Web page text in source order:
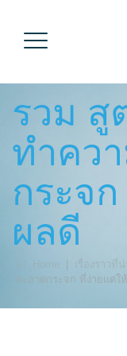
รวม สู
ทำคว
กระจ
ผลดี
Home เรื่องราวที่
สะอาดกระจก ที่ง่ายแต่ใ